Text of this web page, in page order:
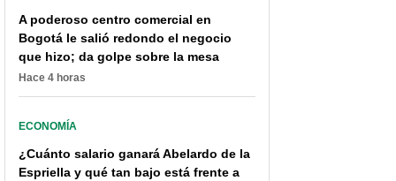
A poderoso centro comercial en
Bogotá le salió redondo el negocio
que hizo; da golpe sobre la mesa
Hace 4 horas
ECONOMÍA
¿Cuánto salario ganará Abelardo de la
Espriella y qué tan bajo está frente a